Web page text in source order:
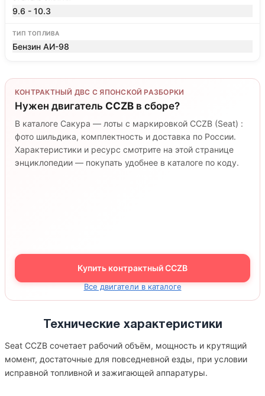
9.6 - 10.3
ТИП ТОПЛИВА
Бензин АИ-98
КОНТРАКТНЫЙ ДВС С ЯПОНСКОЙ РАЗБОРКИ
Нужен двигатель CCZB в сборе?
В каталоге Сакура — лоты с маркировкой CCZB (Seat) :
фото шильдика, комплектность и доставка по России.
Характеристики и ресурс смотрите на этой странице
энциклопедии — покупать удобнее в каталоге по коду.
Купить контрактный CCZB
Все двигатели в каталоге
Технические характеристики
Seat CCZB сочетает рабочий объём, мощность и крутящий
момент, достаточные для повседневной езды, при условии
исправной топливной и зажигающей аппаратуры.